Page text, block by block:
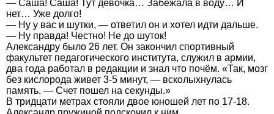
— Саша! Саша! Тут девочка… Забежала в воду… И
нет… Уже долго!
— Ну у вас и шутки, — ответил он и хотел идти дальше.
— Ну правда! Честно! Не до шуток!
Александру было 26 лет. Он закончил спортивный
факультет педагогического института, служил в армии,
два года работал в редакции и знал что почём. «Так, мозг
без кислорода живет 3-5 минут, — всколыхнулась
память. — Счет пошел на секунды.»
В тридцати метрах стояли двое юношей лет по 17-18.